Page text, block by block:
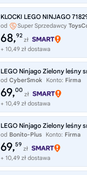
od Super Sprzedawcy
68,92
zł
+ 10,49 zł dostawa
LEGO Ninjago Zielony leśny
od CyberSmok Konto: Firma
69,00
zł
+ 10,49 zł dostawa
od Bonito-Plus Konto: Firma
69,59
zł
+ 10,49 zł dostawa